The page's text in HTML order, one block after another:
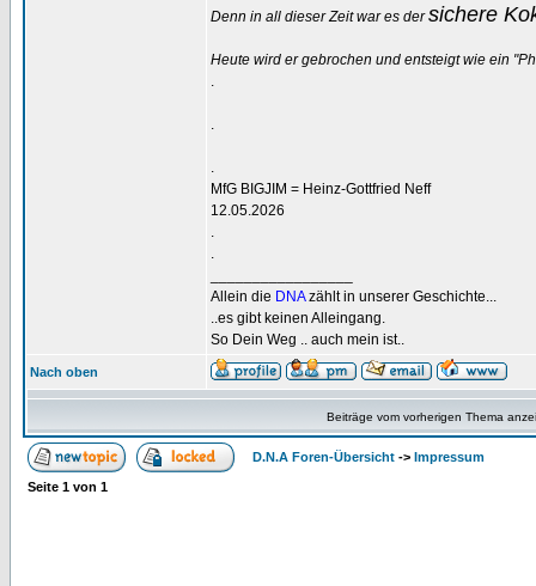
Denn in all dieser Zeit war es dersichere
Heute wird er gebrochen und entsteigt wie ein
.
.
.
MfG BIGJIM = Heinz-Gottfried Neff
12.05.2026
.
.
Allein die DNAzählt in unserer Geschichte...
..es gibt keinen Alleingang.
So Dein Weg .. auch mein ist..
Nach oben
Beiträge vom vorherigen Thema
D.N.A Foren-Übersicht -> Impressum
Seite 1 von 1